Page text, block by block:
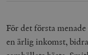
För det första
en ärlig inkomst,